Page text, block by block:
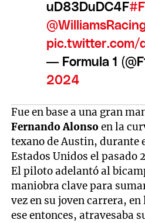
uD83DuDC4F
pic.twitter.com/
— Formula 1
2024
Fue en base a una gran
Fernando Alonsoen la
texano de Austin, durante
Estados Unidos el pasado
El piloto adelantó al
maniobra clave para
vez en su joven carrera,
ese entonces, atravesaba